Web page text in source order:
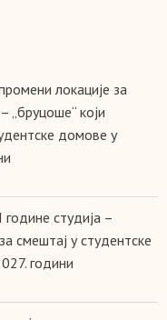
локације за
„бруцоше“ који
домове у
студија –
смештај у студентске
години